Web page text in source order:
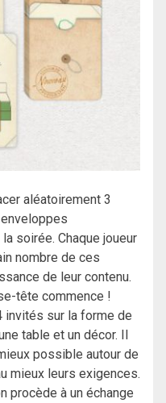
aléatoirement 3
soirée. Chaque joueur
nombre de ces
de leur contenu.
tête commence !
invités sur la forme de
table et un décor. Il
possible autour de
mieux leurs exigences.
procède à un échange